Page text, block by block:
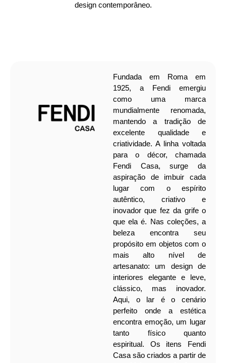
design contemporâneo.
Fundada em Roma em
1925, a Fendi emergiu
como uma marca
mundialmente renomada,
mantendo a tradição de
excelente qualidade e
criatividade. A linha voltada
para o décor, chamada
Fendi Casa, surge da
aspiração de imbuir cada
lugar com o espírito
autêntico, criativo e
inovador que fez da grife o
que ela é. Nas coleções, a
beleza encontra seu
propósito em objetos com o
mais alto nível de
artesanato: um design de
interiores elegante e leve,
clássico, mas inovador.
Aqui, o lar é o cenário
perfeito onde a estética
encontra emoção, um lugar
tanto físico quanto
espiritual.
Os itens Fendi
Casa são criados a partir de